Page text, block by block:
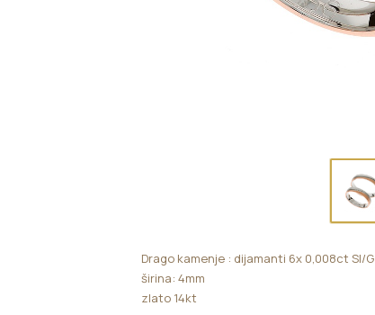
Drago kamenje : dijamanti 6x 0,008ct SI/G
širina: 4mm
zlato 14kt